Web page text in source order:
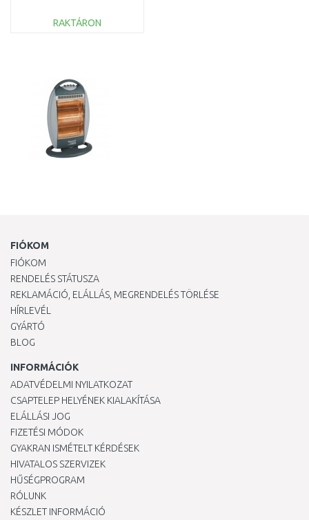
RAKTÁRON
FIÓKOM
FIÓKOM
RENDELÉS STÁTUSZA
REKLAMÁCIÓ, ELÁLLÁS, MEGRENDELÉS TÖRLÉSE
HÍRLEVÉL
GYÁRTÓ
BLOG
INFORMÁCIÓK
ADATVÉDELMI NYILATKOZAT
CSAPTELEP HELYÉNEK KIALAKÍTÁSA
ELÁLLÁSI JOG
FIZETÉSI MÓDOK
GYAKRAN ISMÉTELT KÉRDÉSEK
HIVATALOS SZERVIZEK
HŰSÉGPROGRAM
RÓLUNK
KÉSZLET INFORMÁCIÓ